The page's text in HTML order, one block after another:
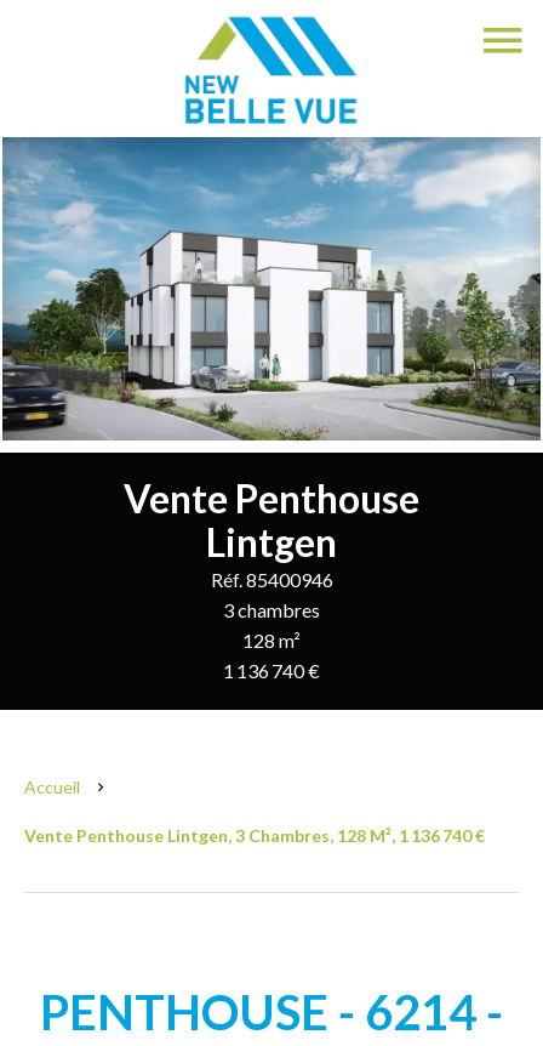
Vente Penthouse
Lintgen
Réf. 85400946
3 chambres
128 m²
1 136 740 €
Accueil
Vente Penthouse Lintgen, 3 Chambres, 128 M², 1 136 740 €
PENTHOUSE - 6214 -